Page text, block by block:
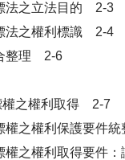
法之立法目的 2-3
法之權利標識 2-4
整理 2-6
權之權利取得 2-7
權之權利保護要件
權之權利取得要件